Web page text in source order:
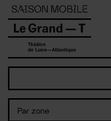
Panneau de gestion des cookies